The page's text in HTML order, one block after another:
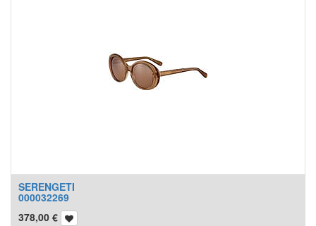
SERENGETI
000032269
378,00 €